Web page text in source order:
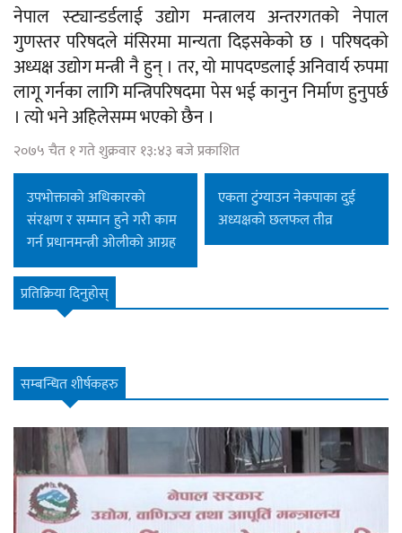
नेपाल स्ट्यान्डर्डलाई उद्योग मन्त्रालय अन्तरगतको नेपाल
गुणस्तर परिषदले मंसिरमा मान्यता दिइसकेको छ । परिषदको
अध्यक्ष उद्योग मन्त्री नै हुन् । तर, यो मापदण्डलाई अनिवार्य रुपमा
लागू गर्नका लागि मन्त्रिपरिषदमा पेस भई कानुन निर्माण हुनुपर्छ
। त्यो भने अहिलेसम्म भएको छैन ।
२०७५ चैत १ गते शुक्रवार १३:४३ बजे प्रकाशित
उपभोक्ताको अधिकारको
संरक्षण र सम्मान हुने गरी काम
गर्न प्रधानमन्त्री ओलीको आग्रह
एकता टुंग्याउन नेकपाका दुई
अध्यक्षको छलफल तीव्र
प्रतिक्रिया दिनुहोस्
सम्बन्धित शीर्षकहरु